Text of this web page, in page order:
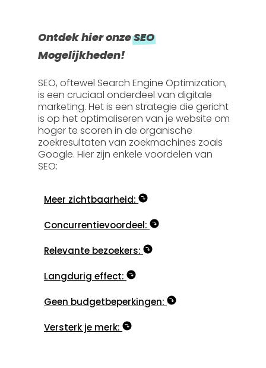
Ontdek hier onzeSEO
Mogelijkheden!
SEO, oftewel Search Engine Optimization,
is een cruciaal onderdeel van digitale
marketing. Het is een strategie die gericht
is op het optimaliseren van je website om
hoger te scoren in de organische
zoekresultaten van zoekmachines zoals
Google. Hier zijn enkele voordelen van
SEO:
Meer zichtbaarheid:
Concurrentievoordeel:
Relevante bezoekers:
Langdurig effect:
Geen budgetbeperkingen:
Versterk je merk: